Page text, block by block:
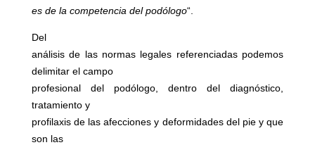
es de la competencia del podólogo“.
Del
análisis de las normas legales referenciadas podemos
delimitar el campo
profesional del podólogo, dentro del diagnóstico,
tratamiento y
profilaxis de las afecciones y deformidades del pie y que
son las